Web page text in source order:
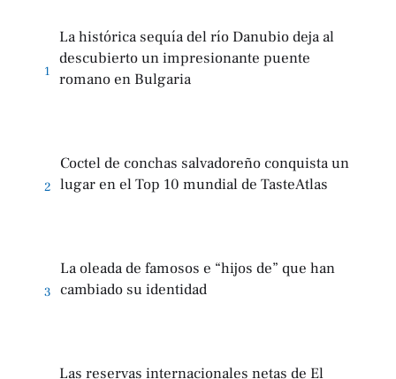
1
La histórica sequía del río Danubio deja al
descubierto un impresionante puente
romano en Bulgaria
2
Coctel de conchas salvadoreño conquista un
lugar en el Top 10 mundial de TasteAtlas
3
La oleada de famosos e “hijos de” que han
cambiado su identidad
Las reservas internacionales netas de El